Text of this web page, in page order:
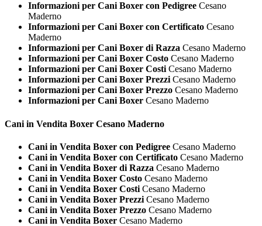
Informazioni per Cani Boxer con Pedigree Cesano
Maderno
Informazioni per Cani Boxer con Certificato Cesano
Maderno
Informazioni per Cani Boxer di Razza Cesano Maderno
Informazioni per Cani Boxer Costo Cesano Maderno
Informazioni per Cani Boxer CostiCesano Maderno
Informazioni per Cani Boxer PrezziCesano Maderno
Informazioni per Cani Boxer Prezzo Cesano Maderno
Informazioni per Cani Boxer Cesano Maderno
Cani in Vendita Boxer Cesano Maderno
Cani in Vendita Boxer con Pedigree Cesano Maderno
Cani in Vendita Boxer con Certificato Cesano Maderno
Cani in Vendita Boxer di Razza Cesano Maderno
Cani in Vendita Boxer Costo Cesano Maderno
Cani in Vendita Boxer Costi Cesano Maderno
Cani in Vendita Boxer Prezzi Cesano Maderno
Cani in Vendita Boxer Prezzo Cesano Maderno
Cani in Vendita Boxer Cesano Maderno